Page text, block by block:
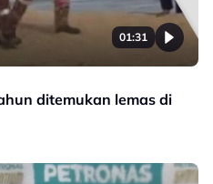
01:31
ditemukan lemas di